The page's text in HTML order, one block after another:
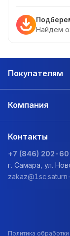
Найдем
Покупателям
Компания
Контакты
+7 (846) 202-
г. Самара, ул.
Политика